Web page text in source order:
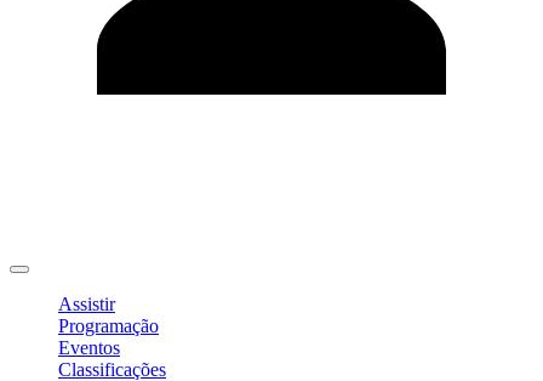
Assistir
Programação
Eventos
Classificações